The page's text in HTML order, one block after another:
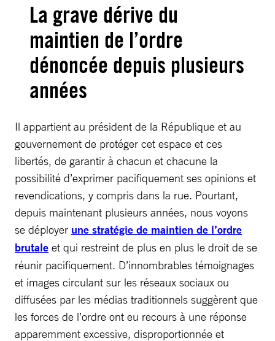
La grave dérive du
maintien de l’ordre
dénoncée depuis plusieurs
années
Il appartient au président de la République et au
gouvernement de protéger cet espace et ces
libertés, de garantir à chacun et chacune la
possibilité d’exprimer pacifiquement ses opinions et
revendications, y compris dans la rue. Pourtant,
depuis maintenant plusieurs années, nous voyons
se déployer une stratégie de maintien de l’ordre
brutale et qui restreint de plus en plus le droit de se
réunir pacifiquement. D’innombrables témoignages
et images circulant sur les réseaux sociaux ou
diffusées par les médias traditionnels suggèrent que
les forces de l’ordre ont eu recours à une réponse
apparemment excessive, disproportionnée et